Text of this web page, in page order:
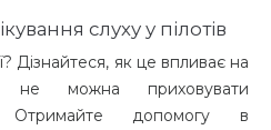
слуху у пілотів
Дізнайтеся, як це впливає на
можна приховувати
Отримайте допомогу в